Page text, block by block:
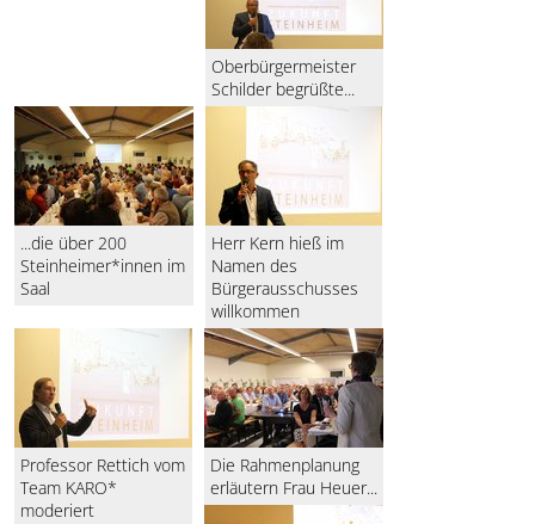
Oberbürgermeister
Schilder begrüßte...
...die über 200
Steinheimer*innen im
Saal
Herr Kern hieß im
Namen des
Bürgerausschusses
willkommen
Professor Rettich vom
Team KARO*
moderiert
Die Rahmenplanung
erläutern Frau Heuer...